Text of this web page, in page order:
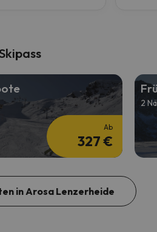
Ab
327 €
2
in Arosa Lenzerheide